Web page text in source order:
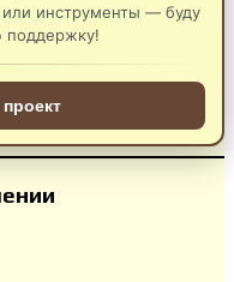
или инструменты — буду
поддержку!